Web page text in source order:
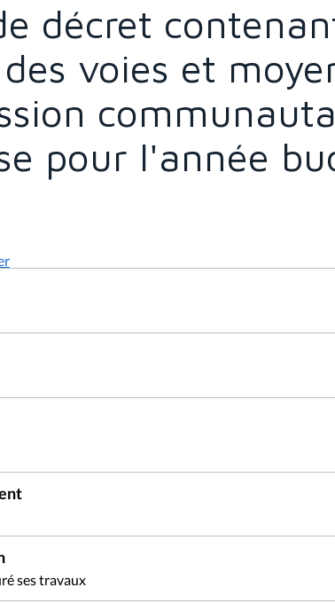
décret
voies et
pour l'année
ses travaux